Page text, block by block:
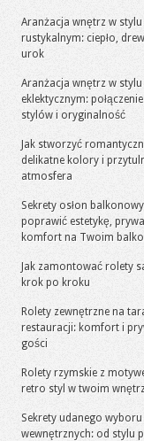
Aranżacja wnętrz w stylu
rustykalnym: ciepło,
urok
Aranżacja wnętrz w stylu
eklektycznym:
stylów i oryginalność
Jak stworzyć
delikatne kolory i
atmosfera
Sekrety osłon
poprawić estetykę,
komfort na Twoim
Jak zamontować rolety
krok po kroku
Rolety zewnętrzne na
restauracji: komfort i
gości
Rolety rzymskie z
retro styl w twoim
Sekrety udanego
wewnętrznych: od stylu